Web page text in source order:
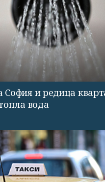
София и редица
вода